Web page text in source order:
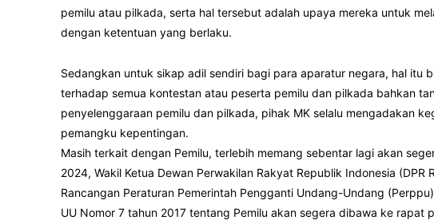
pemilu atau pilkada, serta hal tersebut adalah upaya mereka untuk
dengan ketentuan yang berlaku.
Sedangkan untuk sikap adil sendiri bagi para aparatur negara, hal itu
terhadap semua kontestan atau peserta pemilu dan pilkada bahkan
penyelenggaraan pemilu dan pilkada, pihak MK selalu mengadakan
pemangku kepentingan.
Masih terkait dengan Pemilu, terlebih memang sebentar lagi akan
2024, Wakil Ketua Dewan Perwakilan Rakyat Republik Indonesia
Rancangan Peraturan Pemerintah Pengganti Undang-Undang
UU Nomor 7 tahun 2017 tentang Pemilu akan segera dibawa ke rapat